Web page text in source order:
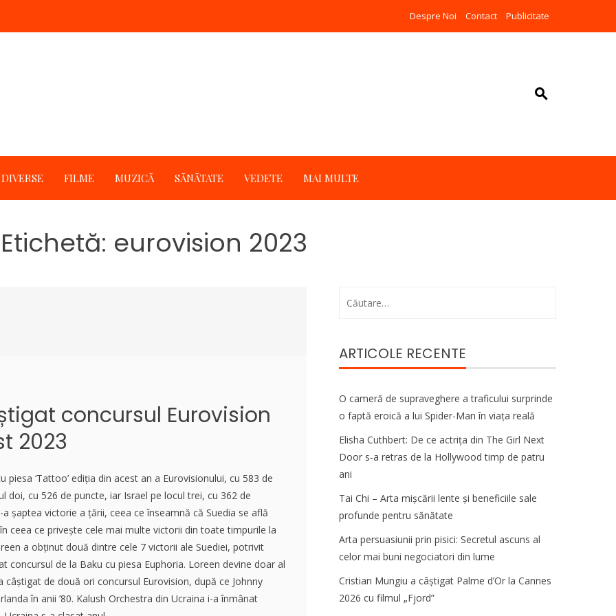
Despre Noi Contact Publicitate
DIVERSE FILME MUZICĂ SĂNĂTATE VEDETE MAI MULTE
Etichetă: eurovision 2023
concursul Eurovision
2023
piesa ‘Tattoo’ ediția din acest an a Eurovisionului, cu 583 de
doi, cu 526 de puncte, iar Israel pe locul trei, cu 362 de
șaptea victorie a țării, ceea ce înseamnă că Suedia se află
ceea ce privește cele mai multe victorii din toate timpurile la
a obținut două dintre cele 7 victorii ale Suediei, potrivit
concursul de la Baku cu piesa Euphoria. Loreen devine doar al
de două ori concursul Eurovision, după ce Johnny
în anii ’80. Kalush Orchestra din Ucraina i-a înmânat
ARTICOLE RECENTE
O cameră de supraveghere a traficului surprinde
o faptă eroică a lui Spider-Man în viața reală
Elisha Cuthbert: De ce actrița din The Girl Next
Door s‑a retras de la Hollywood timp de patru
ani
Tai Chi – Arta mișcării lente și beneficiile sale
profunde pentru sănătate
Arta persuasiunii prin pisici: Secretul ascuns al
celor mai buni negociatori din lume
Cristian Mungiu a câștigat Palme d’Or la Cannes
2026 cu filmul „Fjord”